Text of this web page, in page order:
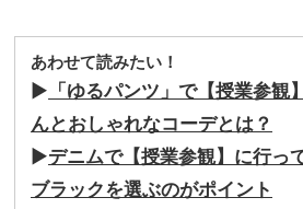
あわせて読みたい！
▶ 「ゆるパンツ」で【授業参観
んとおしゃれなコーデとは？
▶デニムで【授業参観】に行っ
ブラックを選ぶのがポイント